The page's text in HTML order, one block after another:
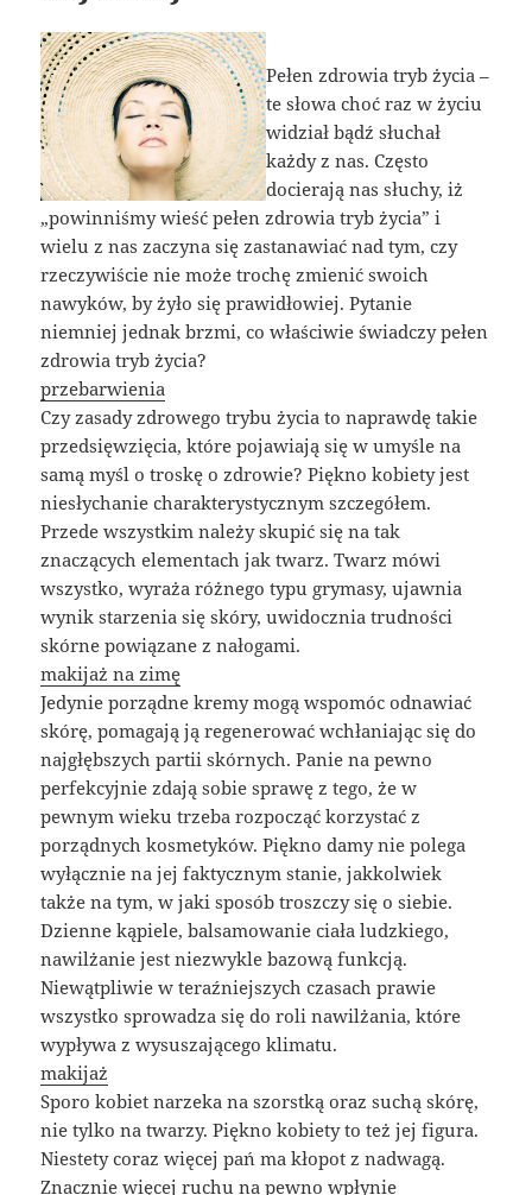
Pełen zdrowia tryb życia –
te słowa choć raz w życiu
widział bądź słuchał
każdy z nas. Często
docierają nas słuchy, iż
„powinniśmy wieść pełen zdrowia tryb życia” i
wielu z nas zaczyna się zastanawiać nad tym, czy
rzeczywiście nie może trochę zmienić swoich
nawyków, by żyło się prawidłowiej. Pytanie
niemniej jednak brzmi, co właściwie świadczy pełen
zdrowia tryb życia?
przebarwienia
Czy zasady zdrowego trybu życia to naprawdę takie
przedsięwzięcia, które pojawiają się w umyśle na
samą myśl o troskę o zdrowie? Piękno kobiety jest
niesłychanie charakterystycznym szczegółem.
Przede wszystkim należy skupić się na tak
znaczących elementach jak twarz. Twarz mówi
wszystko, wyraża różnego typu grymasy, ujawnia
wynik starzenia się skóry, uwidocznia trudności
skórne powiązane z nałogami.
makijaż na zimę
Jedynie porządne kremy mogą wspomóc odnawiać
skórę, pomagają ją regenerować wchłaniając się do
najgłębszych partii skórnych. Panie na pewno
perfekcyjnie zdają sobie sprawę z tego, że w
pewnym wieku trzeba rozpocząć korzystać z
porządnych kosmetyków. Piękno damy nie polega
wyłącznie na jej faktycznym stanie, jakkolwiek
także na tym, w jaki sposób troszczy się o siebie.
Dzienne kąpiele, balsamowanie ciała ludzkiego,
nawilżanie jest niezwykle bazową funkcją.
Niewątpliwie w teraźniejszych czasach prawie
wszystko sprowadza się do roli nawilżania, które
wypływa z wysuszającego klimatu.
makijaż
Sporo kobiet narzeka na szorstką oraz suchą skórę,
nie tylko na twarzy. Piękno kobiety to też jej figura.
Niestety coraz więcej pań ma kłopot z nadwagą.
Znacznie więcej ruchu na pewno wpłynie